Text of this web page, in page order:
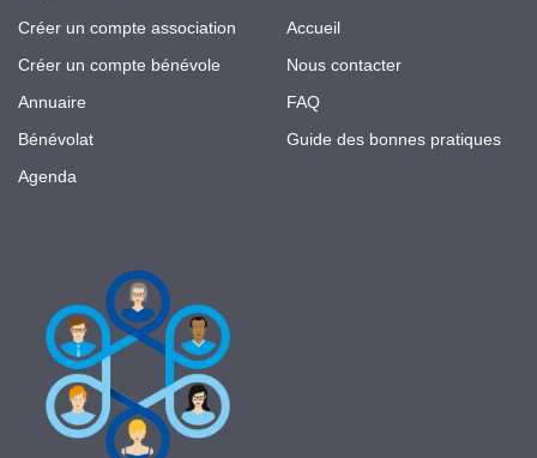
Créer un compte association
Créer un compte bénévole
Annuaire
Bénévolat
Agenda
Accueil
Nous contacter
FAQ
Guide des bonnes pratiques